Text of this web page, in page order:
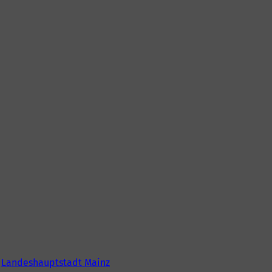
Landeshauptstadt Mainz